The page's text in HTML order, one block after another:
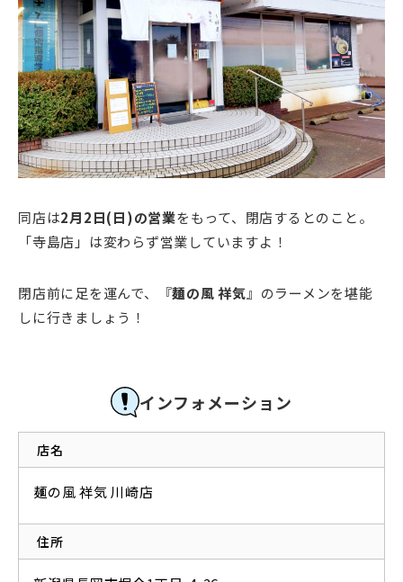
同店は2月2日(日)の営業をもって、閉店するとのこと。
「寺島店」は変わらず営業していますよ！
閉店前に足を運んで、『麺の風 祥気』のラーメンを堪能
しに行きましょう！
インフォメーション
店名
麺の風 祥気 川崎店
住所